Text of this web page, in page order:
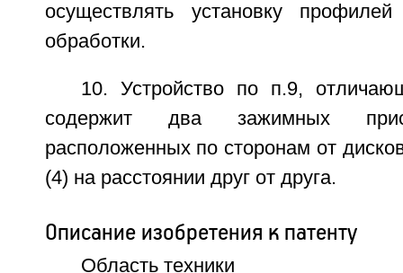
осуществлять установку
обработки.
10. Устройство по п.9,
содержит два зажимных
расположенных по сторонам от
(4) на расстоянии друг от друга.
Описание изобретения к патенту
Область техники